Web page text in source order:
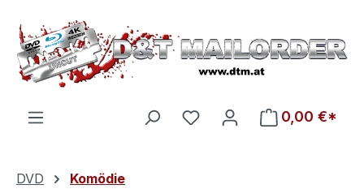
Zum Hauptinhalt springen
Du hast 0 Produkte auf
0,00 €*
DVD Komödie